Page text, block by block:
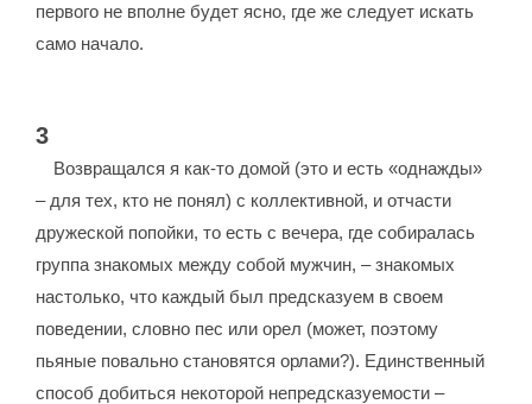
первого не вполне будет ясно, где же следует искать
само начало.
3
Возвращался я как-то домой (это и есть «однажды»
– для тех, кто не понял) с коллективной, и отчасти
дружеской попойки, то есть с вечера, где собиралась
группа знакомых между собой мужчин, – знакомых
настолько, что каждый был предсказуем в своем
поведении, словно пес или орел (может, поэтому
пьяные повально становятся орлами?). Единственный
способ добиться некоторой непредсказуемости –